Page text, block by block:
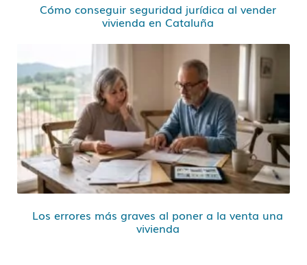
Cómo conseguir seguridad jurídica al vender
vivienda en Cataluña
Los errores más graves al poner a la venta una
vivienda